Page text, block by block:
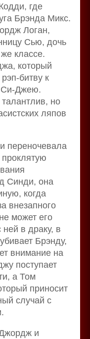
где
Брэнда Микс.
Логан,
Сью, дочь
классе.
который
битву к
Си-Джею.
но
ляпов
переночевала
проклятую
Синди, она
когда
внезапного
может его
в драку, в
Брэнду,
внимание на
поступает
а Том
приносит
случай с
и